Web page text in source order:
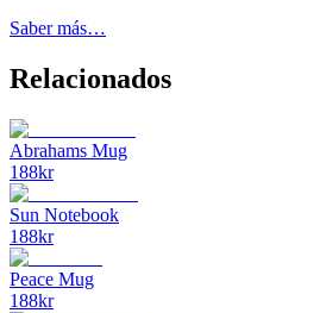
Saber más…
Relacionados
Abrahams Mug
188kr
Sun Notebook
188kr
Peace Mug
188kr